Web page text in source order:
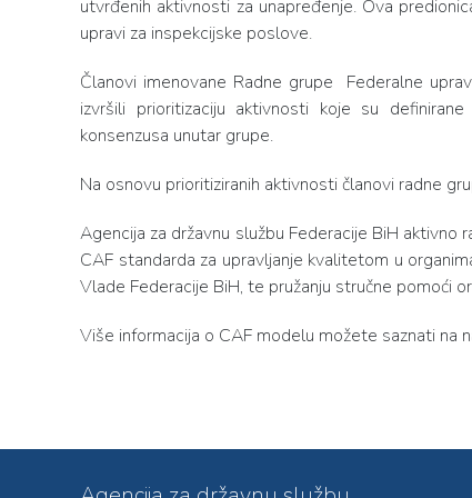
utvrđenih aktivnosti za unapređenje. Ova
upravi za inspekcijske poslove.
Članovi imenovane Radne grupe Federalne
izvršili prioritizaciju aktivnosti koje su
konsenzusa unutar grupe.
Na osnovu prioritiziranih aktivnosti članovi radne
Agencija za državnu službu Federacije BiH aktivno
CAF standarda za upravljanje kvalitetom u
Vlade Federacije BiH, te pružanju stručne pomoći
Više informacija o CAF modelu možete saznati na